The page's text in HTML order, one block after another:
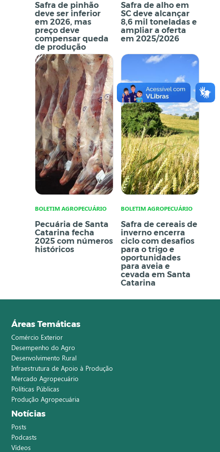
Safra de pinhão
deve ser inferior
em 2026, mas
preço deve
compensar queda
de produção
Safra de alho em
SC deve alcançar
8,6 mil toneladas e
ampliar a oferta
em 2025/2026
BOLETIM AGROPECUÁRIO
Pecuária de Santa
Catarina fecha
2025 com números
históricos
BOLETIM AGROPECUÁRIO
Safra de cereais de
inverno encerra
ciclo com desafios
para o trigo e
oportunidades
para aveia e
cevada em Santa
Catarina
Áreas Temáticas
Comércio Exterior
Desempenho do Agro
Desenvolvimento Rural
Infraestrutura de Apoio à Produção
Mercado Agropecuário
Políticas Públicas
Produção Agropecuária
Notícias
Posts
Podcasts
Vídeos